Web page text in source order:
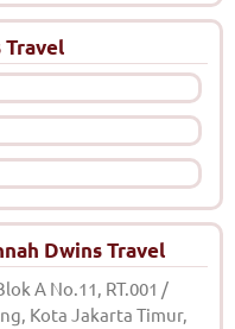
Travel
Dwins Travel
A No.11, RT.001 /
Kota Jakarta Timur,